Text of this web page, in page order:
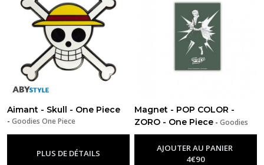
Aimant - Skull - One Piece
- Goodies One Piece
PLUS DE DÉTAILS
Magnet - POP COLOR -
ZORO - One Piece -Goodies
One Piece
AJOUTER AU PANIER
4€90